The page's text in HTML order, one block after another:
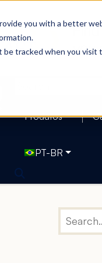
you with a better
be tracked when you
Produtos
PT-BR